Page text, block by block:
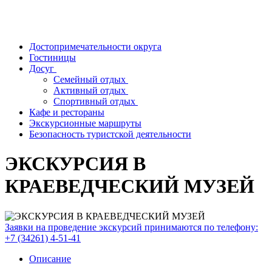
Достопримечательности округа
Гостиницы
Досуг
Семейный отдых
Активный отдых
Спортивный отдых
Кафе и рестораны
Экскурсионные маршруты
Безопасность туристской деятельности
ЭКСКУРСИЯ В
КРАЕВЕДЧЕСКИЙ МУЗЕЙ
Заявки на проведение экскурсий принимаются по телефону:
+7 (34261) 4-51-41
Описание